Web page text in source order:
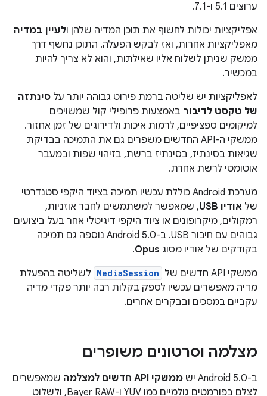
ערוצים 5.1 ו-7.1.
אפליקציות יכולות לחשוף את תוכן המדיה שלהן ולעיין במדיה
מאפליקציות אחרות, ואז לבקש הפעלה. התוכן נחשף דרך
ממשק שניתן לשלוח אליו שאילתות, והוא לא צריך להיות
במכשיר.
לאפליקציות יש שליטה ברמת פירוט גבוהה יותר על סינתזה
של טקסט לדיבור באמצעות פרופילי קול שמשויכים
למיקומים ספציפיים, לרמות איכות ולדירוגים של זמן אחזור.
ממשקי ה-API החדשים משפרים גם את התמיכה בבדיקת
שגיאות בסינתיז, בסינתיז ברשת, בזיהוי שפות ובמעבר
אוטומטי לרשת אחרת.
מערכת Android כוללת עכשיו תמיכה בציוד היקפי סטנדרטי
של אודיו USB
, שמאפשר למשתמשים לחבר אוזניות,
רמקולים, מיקרופונים או ציוד היקפי דיגיטלי אחר בעל ביצועים
גבוהים עם חיבור USB. ב-Android 5.0 נוספה גם תמיכה
בקודקים של אודיו מסוג Opus
.
ממשקי API חדשים של
MediaSession לשליטה בהפעלת
מדיה מאפשרים עכשיו לספק בקלות רבה יותר פקדי מדיה
עקביים במסכים ובבקרים אחרים.
מצלמה וסרטונים משופרים
ב-Android 5.0 יש ממשקי API חדשים למצלמה
שמאפשרים
לצלם בפורמטים גולמיים כמו YUV ו-Bayer RAW, ולשלוט